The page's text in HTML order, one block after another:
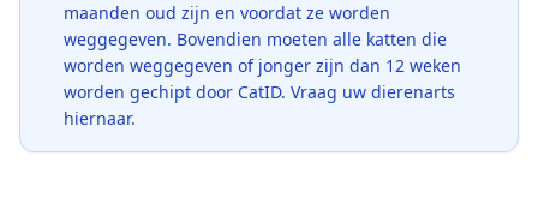
maanden oud zijn en voordat ze worden
weggegeven. Bovendien moeten alle katten die
worden weggegeven of jonger zijn dan 12 weken
worden gechipt door CatID. Vraag uw dierenarts
hiernaar.